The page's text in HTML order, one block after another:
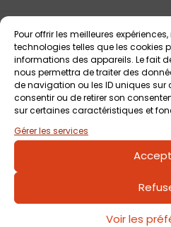
Pour offrir les meilleures
technologies telles que les cookies
informations des appareils. Le fait
nous permettra de traiter des
de navigation ou les ID uniques sur
consentir ou de retirer son
sur certaines caractéristiques et
Gérer les services
Voir les
Votre
Théâtre / Les
mars, les
Laisser un